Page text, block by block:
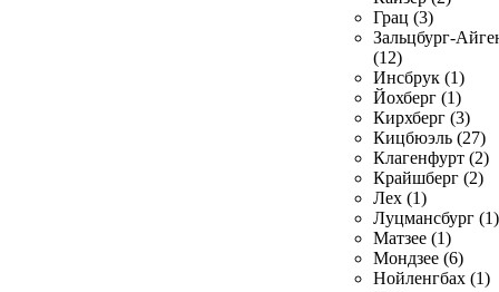
Грац (3)
Зальцбург-
(12)
Инсбрук (1)
Йохберг (1)
Кирхберг (3)
Кицбюэль (27)
Клагенфурт (2)
Крайшберг (2)
Лех (1)
Луцмансбург (1)
Матзее (1)
Мондзее (6)
Нойленгбах (1)